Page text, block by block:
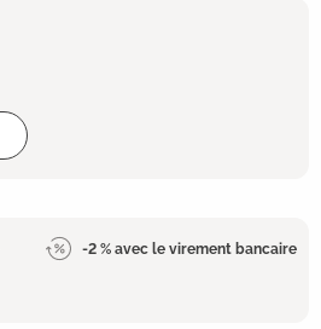
-2 % avec le virement bancaire